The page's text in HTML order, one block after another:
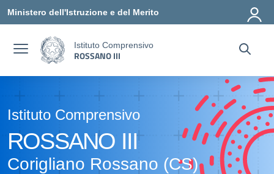
Ministero dell'Istruzione e del Merito
Istituto Comprensivo
ROSSANO III
Istituto Comprensivo
ROSSANO III
Corigliano Rossano (CS)